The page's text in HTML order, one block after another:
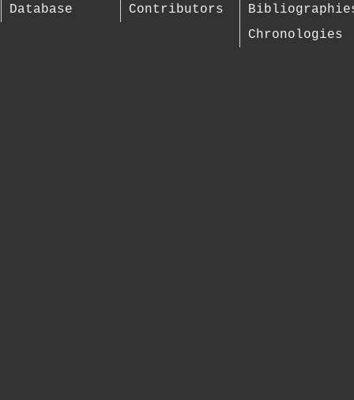
Database
Contributors
Chronologies